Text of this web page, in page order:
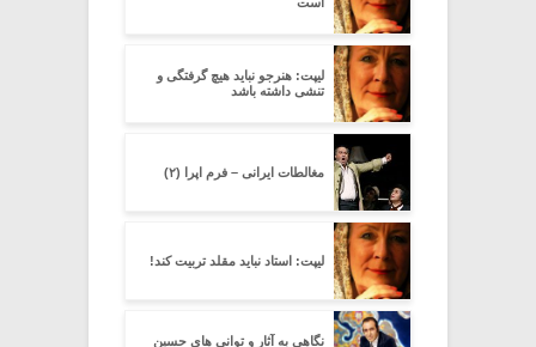
لیپت: هنرجو نباید هیچ گرفتگی و
تنشی داشته باشد
مغالطات ایرانی – فرم اپرا (۲)
لیپت: استاد نباید مقلد تربیت کند!
نگاهی به آثار و توانی های حسین